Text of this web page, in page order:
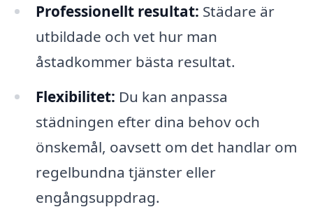
Professionellt resultat: Städare är
utbildade och vet hur man
åstadkommer bästa resultat.
Flexibilitet: Du kan anpassa
städningen efter dina behov och
önskemål, oavsett om det handlar om
regelbundna tjänster eller
engångsuppdrag.